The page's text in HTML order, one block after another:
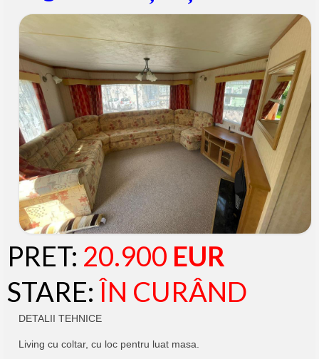
PRET: 20.900 EUR
STARE:ÎN CURÂND
DETALII TEHNICE
Living cu coltar, cu loc pentru luat masa.